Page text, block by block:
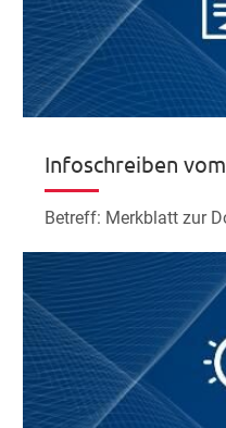
Infoschreiben
Betreff: Merkblatt zur